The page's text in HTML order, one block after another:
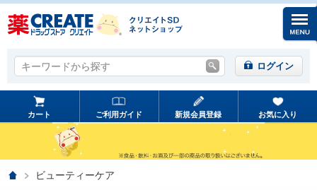
キーワードから探す
キーワードから探す ログイン
カート ご利用ガイド 新規会員登録 お気に入り
ホームビューティーケア